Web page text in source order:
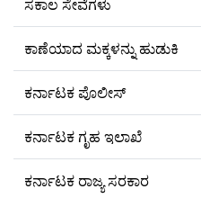
ಸಕಾಲ ಸೇವೆಗಳು
ಕಾಣೆಯಾದ ಮಕ್ಕಳನ್ನು ಹುಡುಕಿ
ಕರ್ನಾಟಕ ಪೊಲೀಸ್
ಕರ್ನಾಟಕ ಗೃಹ ಇಲಾಖೆ
ಕರ್ನಾಟಕ ರಾಜ್ಯ ಸರಕಾರ